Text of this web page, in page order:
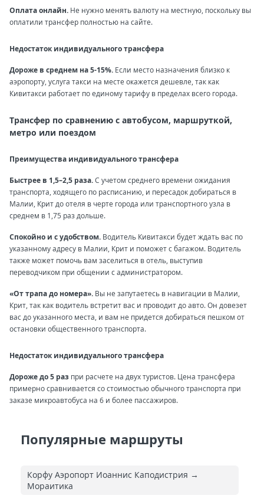
Оплата онлайн. Не нужно менять валюту на местную, поскольку вы
оплатили трансфер полностью на сайте.
Недостаток индивидуального трансфера
Дороже в среднем на 5-15%. Если место назначения близко к
аэропорту, услуга такси на месте окажется дешевле, так как
Кивитакси работает по единому тарифу в пределах всего города.
Трансфер по сравнению с автобусом, маршруткой,
метро или поездом
Преимущества индивидуального трансфера
Быстрее в 1,5–2,5 раза.С учетом среднего времени ожидания
транспорта, ходящего по расписанию, и пересадок добираться в
Малии, Крит до отеля в черте города или транспортного узла в
среднем в 1,75 раз дольше.
Спокойно и с удобством. Водитель Кивитакси будет ждать вас по
указанному адресу в Малии, Крит и поможет с багажом. Водитель
также может помочь вам заселиться в отель, выступив
переводчиком при общении с администратором.
«От трапа до номера». Вы не запутаетесь в навигации в Малии,
Крит, так как водитель встретит вас и проводит до авто. Он довезет
вас до указанного места, и вам не придется добираться пешком от
остановки общественного транспорта.
Недостаток индивидуального трансфера
Дороже до 5 раз при расчете на двух туристов. Цена трансфера
примерно сравнивается со стоимостью обычного транспорта при
заказе микроавтобуса на 6 и более пассажиров.
Популярные маршруты
Корфу Аэропорт Иоаннис Каподистрия →
Мораитика